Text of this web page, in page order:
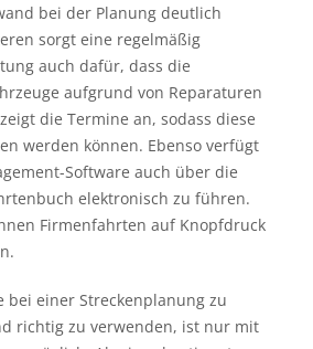
bei der Planung deutlich
sorgt eine regelmäßig
auch dafür, dass die
aufgrund von Reparaturen
die Termine an, sodass diese
werden können. Ebenso verfügt
Software auch über die
elektronisch zu führen.
Firmenfahrten auf Knopfdruck
bei einer Streckenplanung zu
richtig zu verwenden, ist nur mit